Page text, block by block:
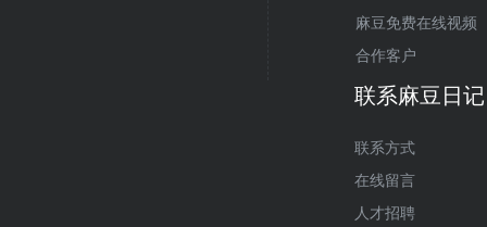
麻豆免费在线视频
合作客户
联系麻豆日记
联系方式
在线留言
人才招聘